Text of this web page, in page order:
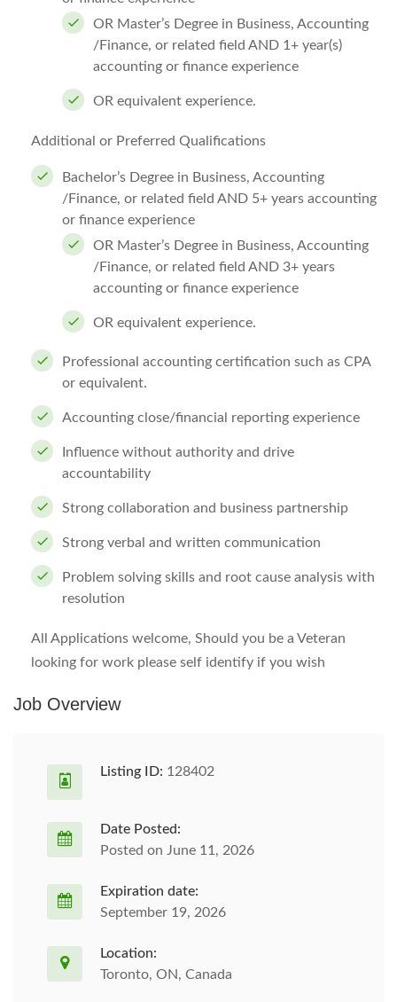
OR Master’s Degree in Business, Accounting
/Finance, or related field AND 1+ year(s)
accounting or finance experience
OR equivalent experience.
Additional or Preferred Qualifications
Bachelor’s Degree in Business, Accounting
/Finance, or related field AND 5+ years accounting
or finance experience
OR Master’s Degree in Business, Accounting
/Finance, or related field AND 3+ years
accounting or finance experience
OR equivalent experience.
Professional accounting certification such as CPA
or equivalent.
Accounting close/financial reporting experience
Influence without authority and drive
accountability
Strong collaboration and business partnership
Strong verbal and written communication
Problem solving skills and root cause analysis with
resolution
All Applications welcome, Should you be a Veteran
looking for work please self identify if you wish
Job Overview
Listing ID: 128402
Date Posted:
Posted on June 11, 2026
Expiration date:
September 19, 2026
Location:
Toronto, ON, Canada